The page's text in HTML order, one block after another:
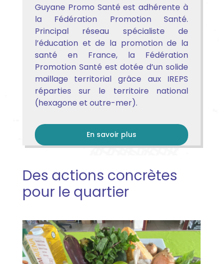
Guyane Promo Santé est adhérente à
la Fédération Promotion Santé.
Principal réseau spécialiste de
l’éducation et de la promotion de la
santé en France, la Fédération
Promotion Santé est dotée d’un solide
maillage territorial grâce aux IREPS
réparties sur le territoire national
(hexagone et outre-mer).
En savoir plus
Des actions concrètes
pour le quartier